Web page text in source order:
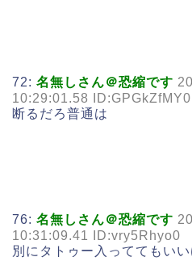
72: 名無しさん＠恐縮です
10:29:01.58 ID:GPGkZfMY0
断るだろ普通は
76: 名無しさん＠恐縮です
10:31:09.41 ID:vry5Rhyo0
別にタトゥー入っててもい